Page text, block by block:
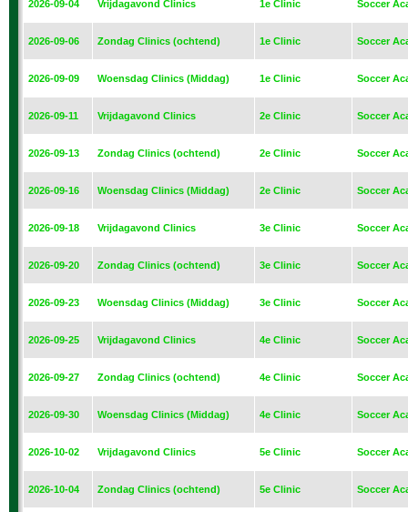
2026-09-04 Vrijdagavond Clinics 1e Clinic Soccer
2026-09-06 Zondag Clinics (ochtend) 1e Clinic Soccer
2026-09-09 Woensdag Clinics (Middag) 1e Clinic Soccer
2026-09-11 Vrijdagavond Clinics 2e Clinic Soccer
2026-09-13 Zondag Clinics (ochtend) 2e Clinic Soccer
2026-09-16 Woensdag Clinics (Middag) 2e Clinic Soccer
2026-09-18 Vrijdagavond Clinics 3e Clinic Soccer
2026-09-20 Zondag Clinics (ochtend) 3e Clinic Soccer
2026-09-23 Woensdag Clinics (Middag) 3e Clinic Soccer
2026-09-25 Vrijdagavond Clinics 4e Clinic Soccer
2026-09-27 Zondag Clinics (ochtend) 4e Clinic Soccer
2026-09-30 Woensdag Clinics (Middag) 4e Clinic Soccer
2026-10-02 Vrijdagavond Clinics 5e Clinic Soccer
2026-10-04 Zondag Clinics (ochtend) 5e Clinic Soccer